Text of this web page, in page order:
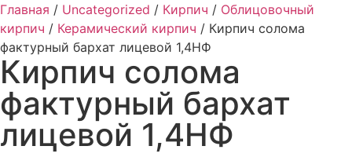
Главная / Uncategorized / Кирпич / Облицовочный
кирпич / Керамический кирпич / Кирпич солома
фактурный бархат лицевой 1,4НФ
Кирпич солома
фактурный бархат
лицевой 1,4НФ